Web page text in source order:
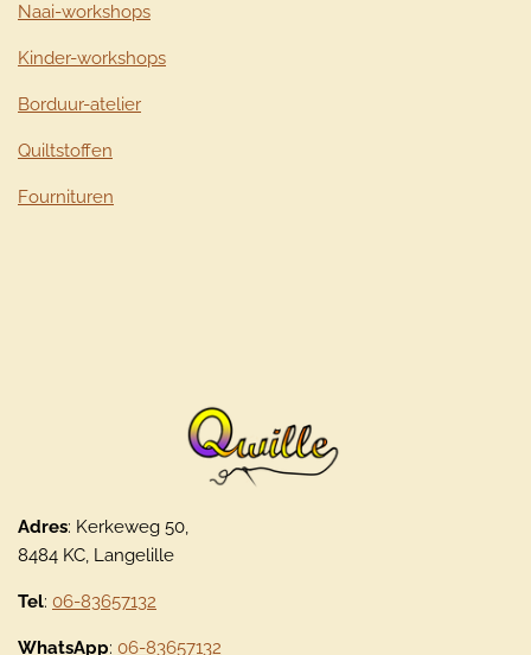
Naai-workshops
Kinder-workshops
Borduur-atelier
Quiltstoffen
Fournituren
Adres: Kerkeweg 50,
8484 KC, Langelille
Tel: 06-83657132
WhatsApp: 06-83657132